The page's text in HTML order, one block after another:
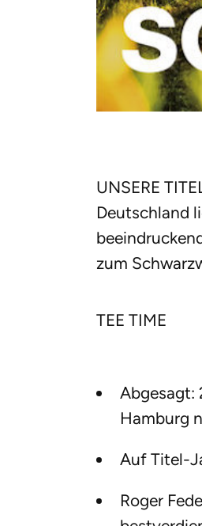
UNSERE
Deutschland
zum
TEE TIME
Abgesagt:
Hamburg
Auf Titel-
Roger